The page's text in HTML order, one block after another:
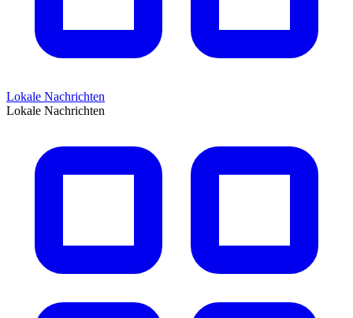
Lokale Nachrichten
Lokale Nachrichten